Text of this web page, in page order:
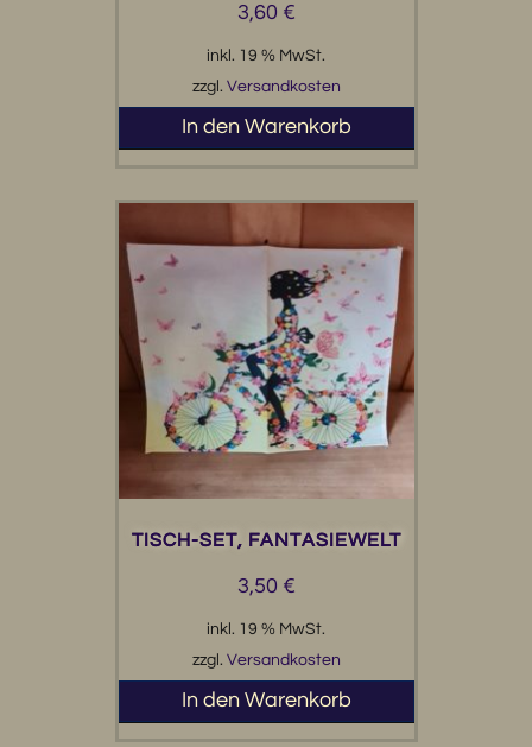
3,60 €
inkl. 19 % MwSt.
zzgl. Versandkosten
In den Warenkorb
TISCH-SET, FANTASIEWELT
3,50 €
inkl. 19 % MwSt.
zzgl. Versandkosten
In den Warenkorb